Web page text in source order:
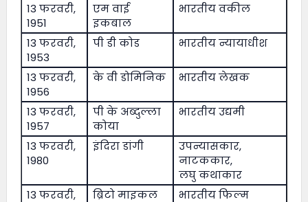
13 फरवरी,
1951
एम वाई
इकबाल
भारतीय वकील
13 फरवरी,
1953
पी डी कोड भारतीय न्यायाधीश
13 फरवरी,
1956
के वी डोमिनिक भारतीय लेखक
13 फरवरी,
1957
पी के अब्दुल्ला
कोया
भारतीय उद्यमी
13 फरवरी,
1980
इंदिरा डांगी
उपन्यासकार,
नाटककार,
लघु कथाकार
13 फरवरी,
ब्रिटो माइकल
भारतीय फिल्म